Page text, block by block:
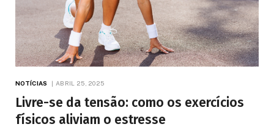
NOTÍCIAS ABRIL 25, 2025
Livre-se da tensão: como os exercícios
físicos aliviam o estresse